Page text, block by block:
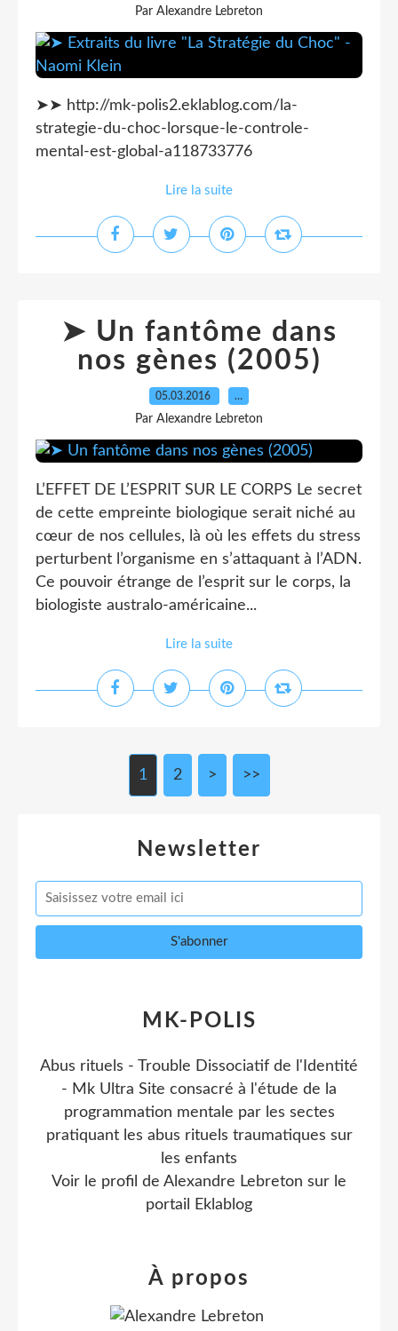
Par Alexandre Lebreton
➤➤ http://mk-polis2.eklablog.com/la-
strategie-du-choc-lorsque-le-controle-
mental-est-global-a118733776
Lire la suite
➤ Un fantôme dans
nos gènes (2005)
05.03.2016 …
Par Alexandre Lebreton
L’EFFET DE L’ESPRIT SUR LE CORPS Le secret
de cette empreinte biologique serait niché au
cœur de nos cellules, là où les effets du stress
perturbent l’organisme en s’attaquant à l’ADN.
Ce pouvoir étrange de l’esprit sur le corps, la
biologiste australo-américaine...
Lire la suite
1 2 > >>
Newsletter
MK-POLIS
Abus rituels - Trouble Dissociatif de l'Identité
- Mk Ultra Site consacré à l'étude de la
programmation mentale par les sectes
pratiquant les abus rituels traumatiques sur
les enfants
Voir le profil de Alexandre Lebreton sur le
portail Eklablog
À propos